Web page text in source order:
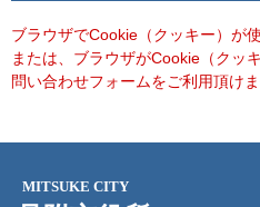
文
へ
ブラウザでCookie（クッキー）が
または、ブラウザがCookie（クッ
問い合わせフォームをご利用頂けま
MITSUKE CITY